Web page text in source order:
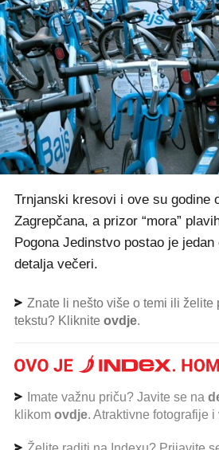
Trnjanski kresovi i ove su godine
Zagrepčana, a prizor “mora”
Pogona Jedinstvo postao je
detalja večeri.
Znate li nešto više o temi ili želite
tekstu? Kliknite ovdje.
Imate važnu priču? Javite se na
klikom ovdje. Atraktivne fotografije